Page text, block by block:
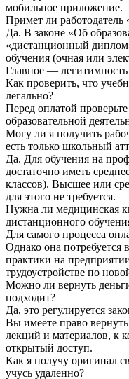
мобильное приложение.
Примет ли
Да. В законе «Об
«дистанционный
обучения (очная или
Главное — легитимность
Как проверить, что
легально?
Перед оплатой
образовательной
Могу ли я получить
есть только школьный
Да. Для обучения на
достаточно иметь
классов). Высшее или
для этого не требуется.
Нужна ли медицинская
дистанционного
Для самого процесса
Однако она
практики на
трудоустройстве по
Можно ли вернуть
подходит?
Да, это регулируется
Вы имеете право
лекций и материалов, к
открытый доступ.
Как я получу оригинал
учусь удаленно?